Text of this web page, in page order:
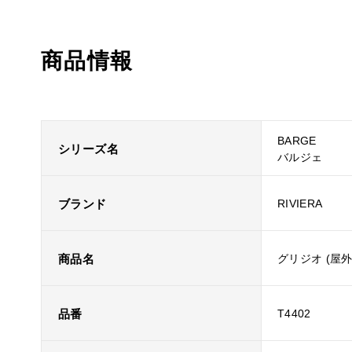
商品情報
シリーズ名
BARGE
バルジェ
ブランド RIVIERA
商品名 グリジオ (屋
品番 T4402